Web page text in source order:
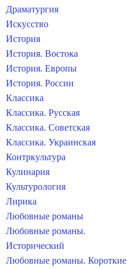
Драматургия
Искусство
История
История. Востока
История. Европы
История. России
Классика
Классика. Русская
Классика. Советская
Классика. Украинская
Контркультура
Кулинария
Культурология
Лирика
Любовные романы
Любовные романы.
Исторический
Любовные романы. Короткие